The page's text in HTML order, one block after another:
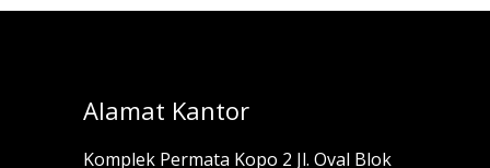
Alamat Kantor
Komplek Permata Kopo 2 Jl. Oval Blok